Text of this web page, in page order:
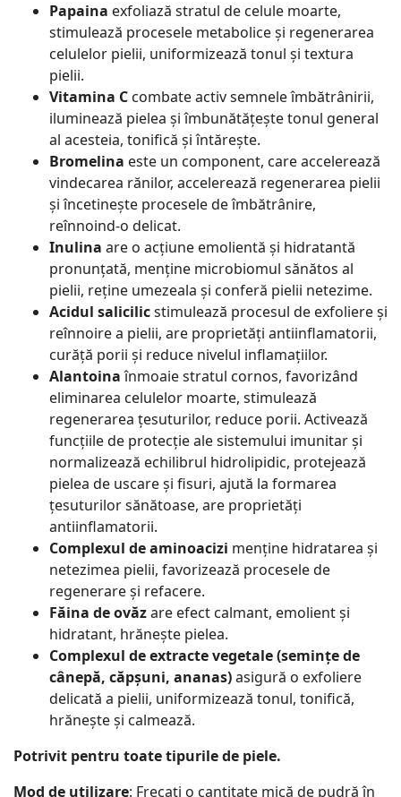
Papaina exfoliază stratul de celule moarte,
stimulează procesele metabolice și regenerarea
celulelor pielii, uniformizează tonul și textura
pielii.
Vitamina C combate activ semnele îmbătrânirii,
iluminează pielea și îmbunătățește tonul general
al acesteia, tonifică și întărește.
Bromelina este un component, care accelerează
vindecarea rănilor, accelerează regenerarea pielii
și încetinește procesele de îmbătrânire,
reînnoind-o delicat.
Inulina are o acțiune emolientă și hidratantă
pronunțată, menține microbiomul sănătos al
pielii, reține umezeala și conferă pielii netezime.
Acidul salicilicstimulează procesul de exfoliere și
reînnoire a pielii, are proprietăți antiinflamatorii,
curăță porii și reduce nivelul inflamațiilor.
Alantoinaînmoaie stratul cornos, favorizând
eliminarea celulelor moarte, stimulează
regenerarea țesuturilor, reduce porii. Activează
funcțiile de protecție ale sistemului imunitar și
normalizează echilibrul hidrolipidic, protejează
pielea de uscare și fisuri, ajută la formarea
țesuturilor sănătoase, are proprietăți
antiinflamatorii.
Complexul de aminoacizi menține hidratarea și
netezimea pielii, favorizează procesele de
regenerare și refacere.
Făina de ovăzare efect calmant, emolient și
hidratant, hrănește pielea.
Complexul de extracte vegetale (semințe de
cânepă, căpșuni, ananas)asigură o exfoliere
delicată a pielii, uniformizează tonul, tonifică,
hrănește și calmează.
Potrivit pentru toate tipurile de piele.
Mod de utilizare: Frecați o cantitate mică de pudră în